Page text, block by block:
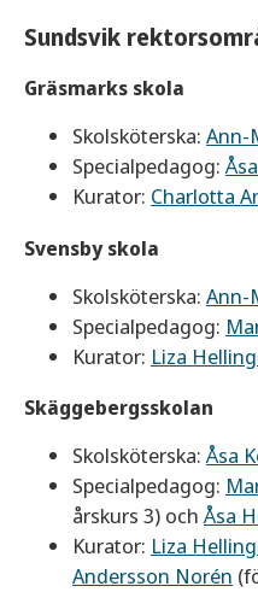
Sundsvik
Gräsmarks skola
Skolsköterska: Ann-
Specialpedagog:
Kurator: Charlotta
Svensby skola
Skolsköterska: Ann-
Specialpedagog:
Kurator: Liza
Skäggebergsskolan
Skolsköterska:Åsa
Specialpedagog:
årskurs 3) ochÅsa
Kurator: Liza
Andersson Norén